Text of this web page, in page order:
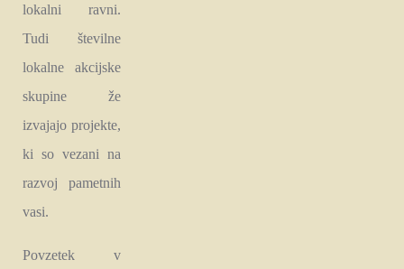
lokalni ravni.
Tudi številne
lokalne akcijske
skupine že
izvajajo projekte,
ki so vezani na
razvoj pametnih
vasi.
Povzetek v